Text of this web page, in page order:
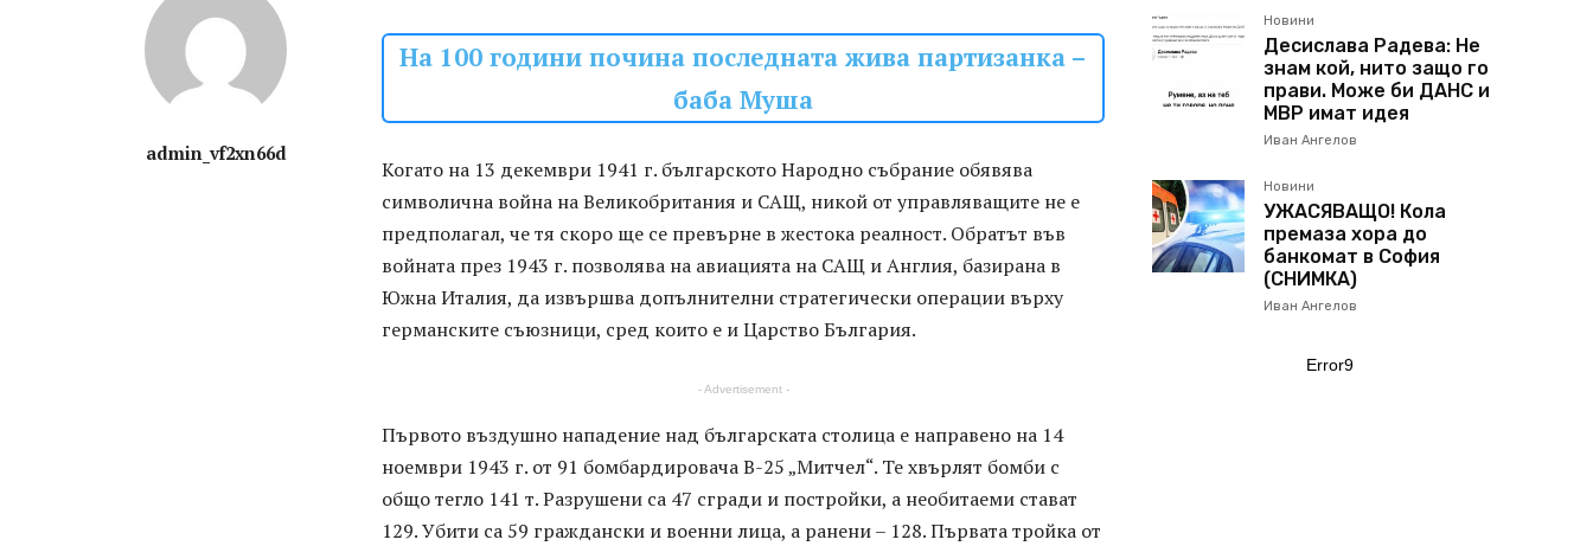
admin_vf2xn66d
На 100 години почина последната жива партизанка –
баба Муша
Когато на 13 декември 1941 г. българското Народно събрание обявява
символична война на Великобритания и САЩ, никой от управляващите не е
предполагал, че тя скоро ще се превърне в жестока реалност. Обратът във
войната през 1943 г. позволява на авиацията на САЩ и Англия, базирана в
Южна Италия, да извършва допълнителни стратегически операции върху
германските съюзници, сред които е и Царство България.
- Advertisement -
Първото въздушно нападение над българската столица е направено на 14
ноември 1943 г. от 91 бомбардировача B-25 „Митчел“. Те хвърлят бомби с
общо тегло 141 т. Разрушени са 47 сгради и постройки, а необитаеми стават
129. Убити са 59 граждански и военни лица, а ранени – 128. Първата тройка от
Новини
Десислава Радева: Не
знам кой, нито защо го
прави. Може би ДАНС и
МВР имат идея
Иван Ангелов
Новини
УЖАСЯВАЩО! Кола
премаза хора до
банкомат в София
(СНИМКА)
Иван Ангелов
Error9